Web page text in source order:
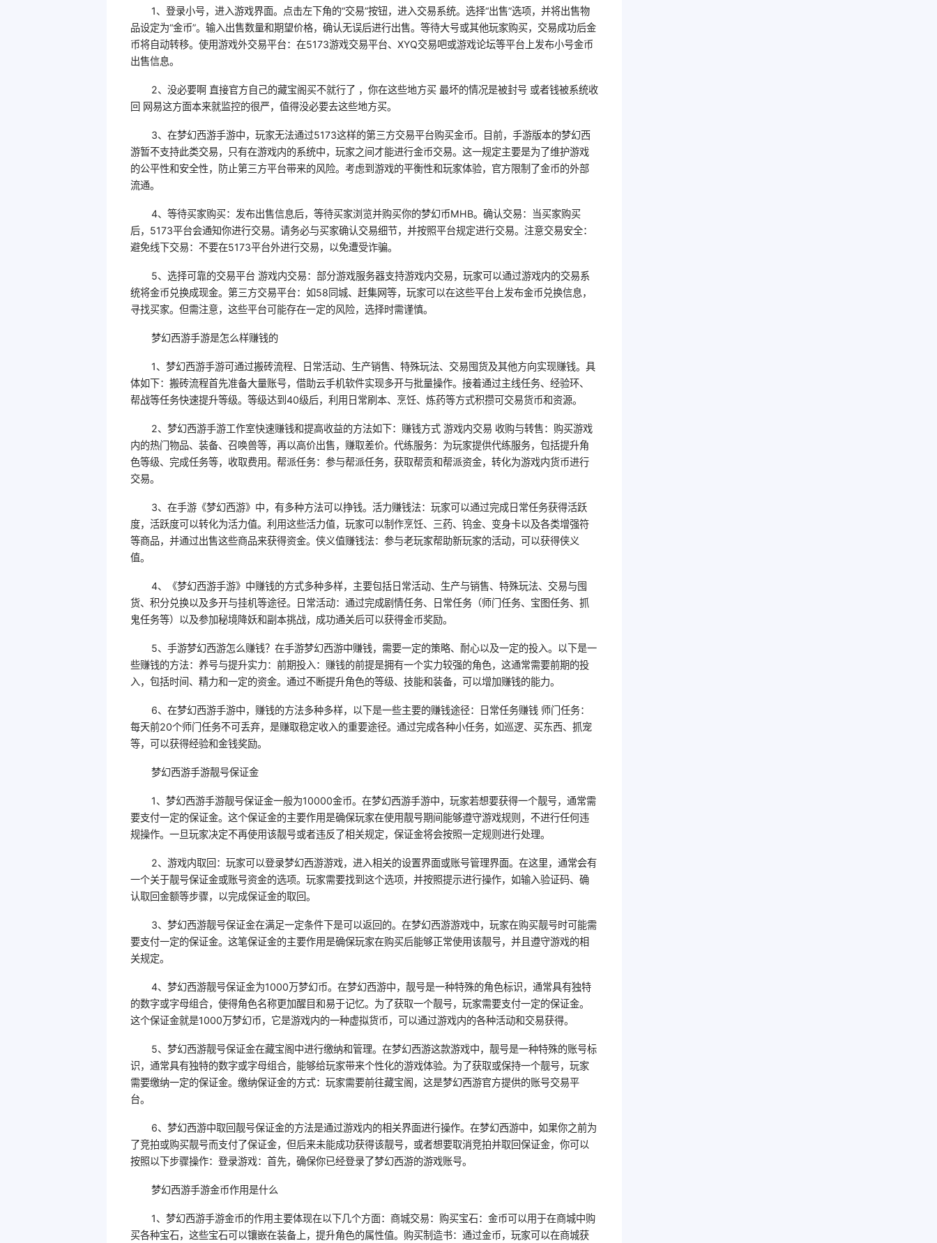
1、登录小号，进入游戏界面。点击左下角的“交易”按钮，进入交易系统。选择“出售”选项，并将出售物
品设定为“金币”。输入出售数量和期望价格，确认无误后进行出售。等待大号或其他玩家购买，交易成功后金
币将自动转移。使用游戏外交易平台：在5173游戏交易平台、XYQ交易吧或游戏论坛等平台上发布小号金币
出售信息。
2、没必要啊 直接官方自己的藏宝阁买不就行了 ，你在这些地方买 最坏的情况是被封号 或者钱被系统收
回 网易这方面本来就监控的很严，值得没必要去这些地方买。
3、在梦幻西游手游中，玩家无法通过5173这样的第三方交易平台购买金币。目前，手游版本的梦幻西
游暂不支持此类交易，只有在游戏内的系统中，玩家之间才能进行金币交易。这一规定主要是为了维护游戏
的公平性和安全性，防止第三方平台带来的风险。考虑到游戏的平衡性和玩家体验，官方限制了金币的外部
流通。
4、等待买家购买：发布出售信息后，等待买家浏览并购买你的梦幻币MHB。确认交易：当买家购买
后，5173平台会通知你进行交易。请务必与买家确认交易细节，并按照平台规定进行交易。注意交易安全：
避免线下交易：不要在5173平台外进行交易，以免遭受诈骗。
5、选择可靠的交易平台 游戏内交易：部分游戏服务器支持游戏内交易，玩家可以通过游戏内的交易系
统将金币兑换成现金。第三方交易平台：如58同城、赶集网等，玩家可以在这些平台上发布金币兑换信息，
寻找买家。但需注意，这些平台可能存在一定的风险，选择时需谨慎。
梦幻西游手游是怎么样赚钱的
1、梦幻西游手游可通过搬砖流程、日常活动、生产销售、特殊玩法、交易囤货及其他方向实现赚钱。具
体如下：搬砖流程首先准备大量账号，借助云手机软件实现多开与批量操作。接着通过主线任务、经验环、
帮战等任务快速提升等级。等级达到40级后，利用日常刷本、烹饪、炼药等方式积攒可交易货币和资源。
2、梦幻西游手游工作室快速赚钱和提高收益的方法如下：赚钱方式 游戏内交易 收购与转售：购买游戏
内的热门物品、装备、召唤兽等，再以高价出售，赚取差价。代练服务：为玩家提供代练服务，包括提升角
色等级、完成任务等，收取费用。帮派任务：参与帮派任务，获取帮贡和帮派资金，转化为游戏内货币进行
交易。
3、在手游《梦幻西游》中，有多种方法可以挣钱。活力赚钱法：玩家可以通过完成日常任务获得活跃
度，活跃度可以转化为活力值。利用这些活力值，玩家可以制作烹饪、三药、钨金、变身卡以及各类增强符
等商品，并通过出售这些商品来获得资金。侠义值赚钱法：参与老玩家帮助新玩家的活动，可以获得侠义
值。
4、《梦幻西游手游》中赚钱的方式多种多样，主要包括日常活动、生产与销售、特殊玩法、交易与囤
货、积分兑换以及多开与挂机等途径。日常活动：通过完成剧情任务、日常任务（师门任务、宝图任务、抓
鬼任务等）以及参加秘境降妖和副本挑战，成功通关后可以获得金币奖励。
5、手游梦幻西游怎么赚钱？在手游梦幻西游中赚钱，需要一定的策略、耐心以及一定的投入。以下是一
些赚钱的方法：养号与提升实力：前期投入：赚钱的前提是拥有一个实力较强的角色，这通常需要前期的投
入，包括时间、精力和一定的资金。通过不断提升角色的等级、技能和装备，可以增加赚钱的能力。
6、在梦幻西游手游中，赚钱的方法多种多样，以下是一些主要的赚钱途径：日常任务赚钱 师门任务：
每天前20个师门任务不可丢弃，是赚取稳定收入的重要途径。通过完成各种小任务，如巡逻、买东西、抓宠
等，可以获得经验和金钱奖励。
梦幻西游手游靓号保证金
1、梦幻西游手游靓号保证金一般为10000金币。在梦幻西游手游中，玩家若想要获得一个靓号，通常需
要支付一定的保证金。这个保证金的主要作用是确保玩家在使用靓号期间能够遵守游戏规则，不进行任何违
规操作。一旦玩家决定不再使用该靓号或者违反了相关规定，保证金将会按照一定规则进行处理。
2、游戏内取回：玩家可以登录梦幻西游游戏，进入相关的设置界面或账号管理界面。在这里，通常会有
一个关于靓号保证金或账号资金的选项。玩家需要找到这个选项，并按照提示进行操作，如输入验证码、确
认取回金额等步骤，以完成保证金的取回。
3、梦幻西游靓号保证金在满足一定条件下是可以返回的。在梦幻西游游戏中，玩家在购买靓号时可能需
要支付一定的保证金。这笔保证金的主要作用是确保玩家在购买后能够正常使用该靓号，并且遵守游戏的相
关规定。
4、梦幻西游靓号保证金为1000万梦幻币。在梦幻西游中，靓号是一种特殊的角色标识，通常具有独特
的数字或字母组合，使得角色名称更加醒目和易于记忆。为了获取一个靓号，玩家需要支付一定的保证金。
这个保证金就是1000万梦幻币，它是游戏内的一种虚拟货币，可以通过游戏内的各种活动和交易获得。
5、梦幻西游靓号保证金在藏宝阁中进行缴纳和管理。在梦幻西游这款游戏中，靓号是一种特殊的账号标
识，通常具有独特的数字或字母组合，能够给玩家带来个性化的游戏体验。为了获取或保持一个靓号，玩家
需要缴纳一定的保证金。缴纳保证金的方式：玩家需要前往藏宝阁，这是梦幻西游官方提供的账号交易平
台。
6、梦幻西游中取回靓号保证金的方法是通过游戏内的相关界面进行操作。在梦幻西游中，如果你之前为
了竞拍或购买靓号而支付了保证金，但后来未能成功获得该靓号，或者想要取消竞拍并取回保证金，你可以
按照以下步骤操作：登录游戏：首先，确保你已经登录了梦幻西游的游戏账号。
梦幻西游手游金币作用是什么
1、梦幻西游手游金币的作用主要体现在以下几个方面：商城交易：购买宝石：金币可以用于在商城中购
买各种宝石，这些宝石可以镶嵌在装备上，提升角色的属性值。购买制造书：通过金币，玩家可以在商城获